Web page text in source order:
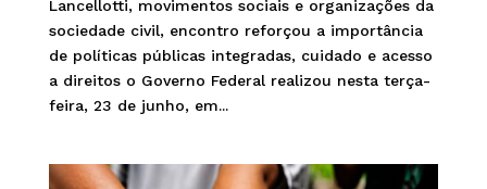
Lancellotti, movimentos sociais e organizações da
sociedade civil, encontro reforçou a importância
de políticas públicas integradas, cuidado e acesso
a direitos o Governo Federal realizou nesta terça-
feira, 23 de junho, em...